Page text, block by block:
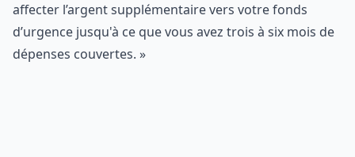
affecter l’argent supplémentaire vers votre fonds
d’urgence jusqu'à ce que vous avez trois à six mois de
dépenses couvertes. »